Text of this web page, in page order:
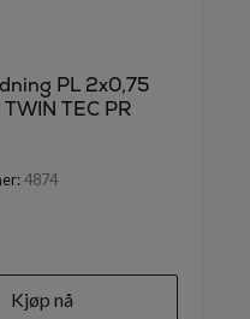
PL 2x0,75
TEC PR
4874
Kjøp nå